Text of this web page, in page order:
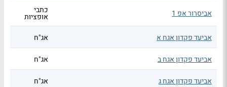
אביסרור אפ 1 כתבי
אופציות
אביעד פקדון אגח א
אג"ח
אביעד פקדון אגח ב אג"ח
אביעד פקדון אגח ג אג"ח